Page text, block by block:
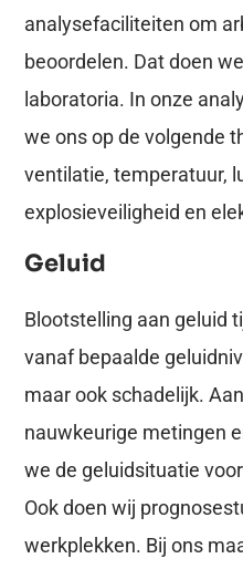
analysefaciliteiten om
beoordelen. Dat doen
laboratoria. In onze
we ons op de volgende
ventilatie, temperatuur,
explosieveiligheid en
Geluid
Blootstelling aan geluid
vanaf bepaalde
maar ook schadelijk.
nauwkeurige metingen
we de geluidsituatie
Ook doen wij
werkplekken. Bij ons